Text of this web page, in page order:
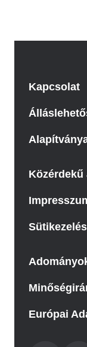
Kapcsolat
Közérdekű
Európai